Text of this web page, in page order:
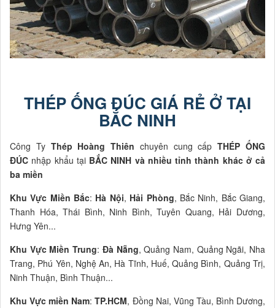
THÉP ỐNG ĐÚC GIÁ RẺ Ở TẠI
BẮC NINH
Công TyThép Hoàng Thiên chuyên cung cấpTHÉP ỐNG
ĐÚC nhập khẩu tạiBẮC NINH và nhiều tỉnh thành khác ở cả
ba miền
Khu Vực Miền Bắc: Hà Nội, Hải Phòng, Bắc Ninh, Bắc Giang,
Thanh Hóa, Thái Bình, Ninh Bình, Tuyên Quang, Hải Dương,
Hưng Yên...
Khu Vực Miền Trung: Đà Nẵng, Quảng Nam, Quảng Ngãi, Nha
Trang, Phú Yên, Nghệ An, Hà Tĩnh, Huế, Quảng Bình, Quảng Trị,
Ninh Thuận, Bình Thuận...
Khu Vực miền Nam:TP.HCM, Đồng Nai, Vũng Tàu, Bình Dương,